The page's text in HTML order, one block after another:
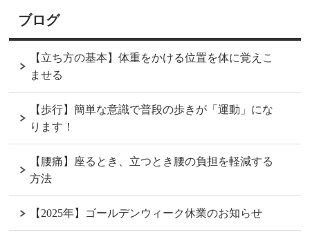
ブログ
【立ち方の基本】体重をかける位置を体に覚えこ
ませる
【歩行】簡単な意識で普段の歩きが「運動」にな
ります！
【腰痛】座るとき、立つとき腰の負担を軽減する
方法
【2025年】ゴールデンウィーク休業のお知らせ